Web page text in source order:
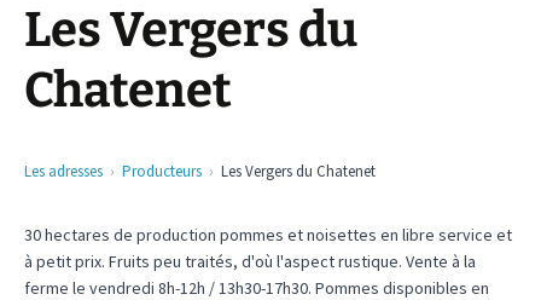
Les Vergers du
Chatenet
Les adresses Producteurs Les Vergers du Chatenet
30 hectares de production pommes et noisettes en libre service et
à petit prix. Fruits peu traités, d'où l'aspect rustique. Vente à la
ferme le vendredi 8h-12h / 13h30-17h30. Pommes disponibles en